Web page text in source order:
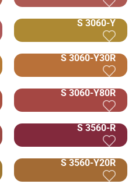
S 3060-Y
S 3060-Y30R
S 3060-Y80R
S 3560-R
S 3560-Y20R